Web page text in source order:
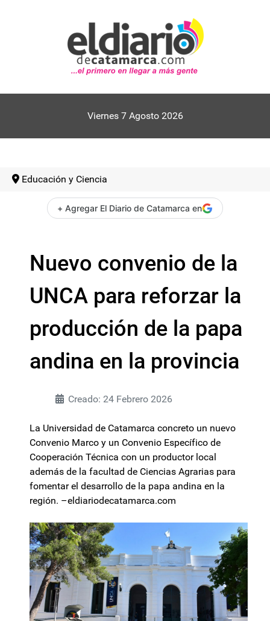
Viernes 7 Agosto 2026
Educación y Ciencia
+ Agregar El Diario de Catamarca en
Nuevo convenio de la
UNCA para reforzar la
producción de la papa
andina en la provincia
Creado: 24 Febrero 2026
La Universidad de Catamarca concreto un nuevo
Convenio Marco y un Convenio Específico de
Cooperación Técnica con un productor local
además de la facultad de Ciencias Agrarias para
fomentar el desarrollo de la papa andina en la
región. –eldiariodecatamarca.com